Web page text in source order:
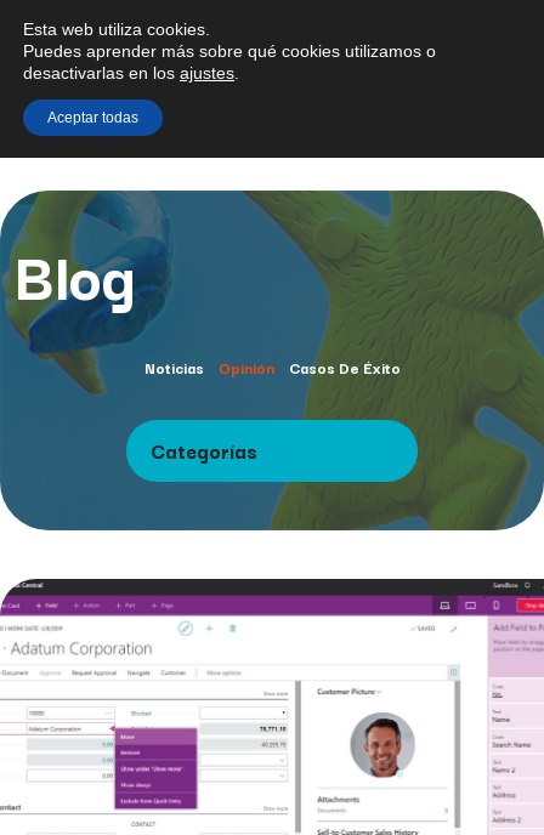
Blog
Noticias Opinión Casos De Éxito
Categorías
[csbshare]
Esta web utiliza cookies.
Puedes aprender más sobre qué cookies utilizamos o
desactivarlas en los ajustes
Aceptar todas